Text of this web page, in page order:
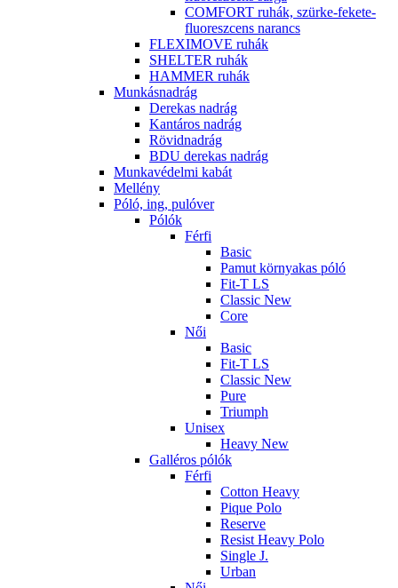
COMFORT ruhák, szürke-fekete-
fluoreszcens narancs
FLEXIMOVE ruhák
SHELTER ruhák
HAMMER ruhák
Munkásnadrág
Derekas nadrág
Kantáros nadrág
Rövidnadrág
BDU derekas nadrág
Munkavédelmi kabát
Mellény
Póló, ing, pulóver
Pólók
Férfi
Basic
Pamut környakas póló
Fit-T LS
Classic New
Core
Női
Basic
Fit-T LS
Classic New
Pure
Triumph
Unisex
Heavy New
Galléros pólók
Férfi
Cotton Heavy
Pique Polo
Reserve
Resist Heavy Polo
Single J.
Urban